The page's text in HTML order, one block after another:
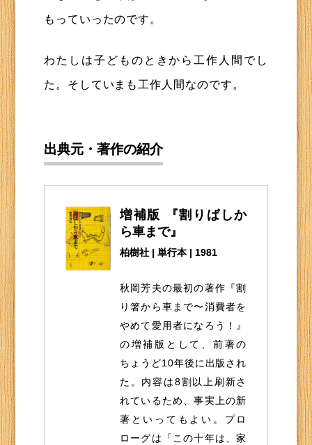
もっていったのです。
わたしは子どものときから工作人間でし
た。そしていまも工作人間なのです。
出典元・著作の紹介
増補版 『割りばしか
ら車まで』
柏樹社 | 単行本 | 1981
秋岡芳夫の最初の著作『割
り箸から車まで〜消費者を
やめて愛用者になろう！』
の増補版として、前著の
ちょうど10年後に出版され
た。内容は8割以上刷新さ
れているため、事実上の新
著といってもよい。プロ
ローグは「この十年は、家